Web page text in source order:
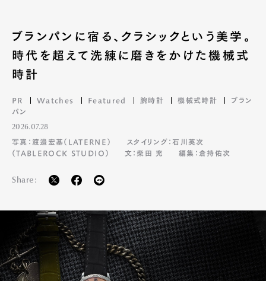
ブランパンに宿る、クラシックという美学。
時代を超えて洗練に磨きをかけた機械式
時計
PR Watches Featured 腕時計 機械式時計
ブラン
パン
2026.07.28
写真：渡邉宏基（LATERNE）
スタイリング：石川英次
（TABLEROCK STUDIO）
文：柴田 充 編集：倉持佑次
Share: